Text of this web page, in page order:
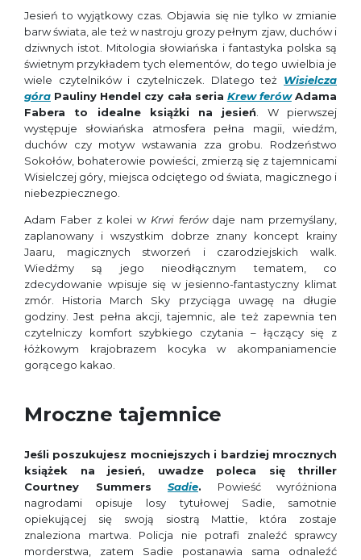
Jesień to wyjątkowy czas. Objawia się nie tylko w zmianie
barw świata, ale też w nastroju grozy pełnym zjaw, duchów i
dziwnych istot. Mitologia słowiańska i fantastyka polska są
świetnym przykładem tych elementów, do tego uwielbia je
wiele czytelników i czytelniczek. Dlatego też Wisielcza
góra Pauliny Hendel czy cała seria Krew ferówAdama
Fabera to idealne książki na jesień . W pierwszej
występuje słowiańska atmosfera pełna magii, wiedźm,
duchów czy motyw wstawania zza grobu. Rodzeństwo
Sokołów, bohaterowie powieści, zmierzą się z tajemnicami
Wisielczej góry, miejsca odciętego od świata, magicznego i
niebezpiecznego.
Adam Faber z kolei w Krwi ferów daje nam przemyślany,
zaplanowany i wszystkim dobrze znany koncept krainy
Jaaru, magicznych stworzeń i czarodziejskich walk.
Wiedźmy są jego nieodłącznym tematem, co
zdecydowanie wpisuje się w jesienno-fantastyczny klimat
zmór. Historia March Sky przyciąga uwagę na długie
godziny. Jest pełna akcji, tajemnic, ale też zapewnia ten
czytelniczy komfort szybkiego czytania – łączący się z
łóżkowym krajobrazem kocyka w akompaniamencie
gorącego kakao.
Mroczne tajemnice
Jeśli poszukujesz mocniejszych i bardziej mrocznych
książek na jesień, uwadze poleca się thriller
Courtney Summers Sadie. Powieść wyróżniona
nagrodami opisuje losy tytułowej Sadie, samotnie
opiekującej się swoją siostrą Mattie, która zostaje
znaleziona martwa. Policja nie potrafi znaleźć sprawcy
morderstwa, zatem Sadie postanawia sama odnaleźć